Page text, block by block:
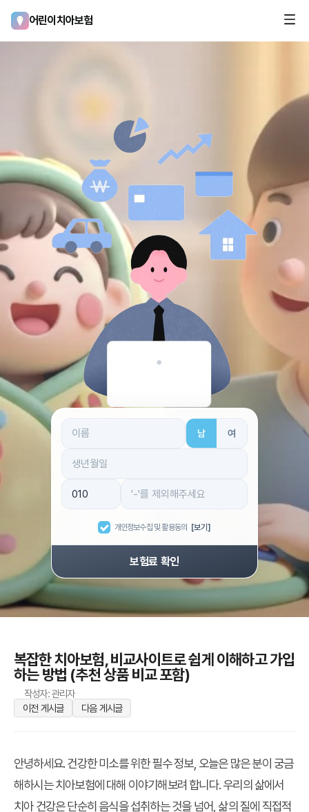
어린이치아보험
남 여
개인정보수집 및 활용동의 [보기]
보험료 확인
복잡한 치아보험, 비교사이트로 쉽게 이해하고 가입
하는 방법 (추천 상품 비교 포함)
작성자: 관리자
이전 게시글
다음 게시글
안녕하세요. 건강한 미소를 위한 필수 정보, 오늘은 많은 분이 궁금
해하시는 치아보험에 대해 이야기해보려 합니다. 우리의 삶에서
치아 건강은 단순히 음식을 섭취하는 것을 넘어, 삶의 질에 직접적